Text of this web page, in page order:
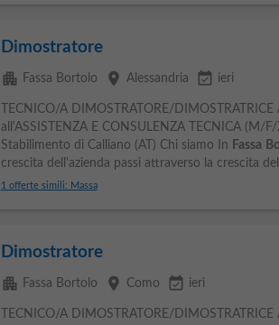
Dimostratore
apartment Fassa Bortolo place Alessandria event_available ieri
TECNICO/A DIMOSTRATORE/
all'ASSISTENZA E CONSULENZA TECNICA (M/
Stabilimento di Calliano (AT) Chi siamo In Fassa
crescita dell'azienda passi attraverso la crescita
1 offerte simili: Massa
Dimostratore
apartment Fassa Bortolo place Como event_available ieri
TECNICO/A DIMOSTRATORE/